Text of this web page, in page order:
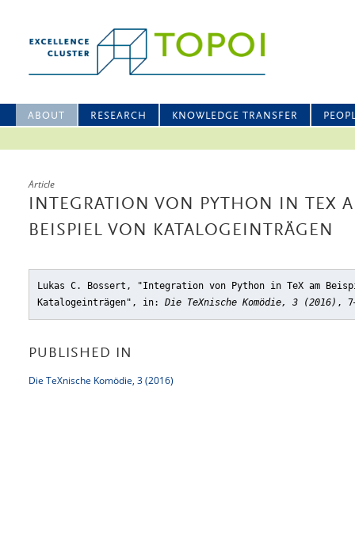
ABOUT RESEARCH KNOWLEDGE TRANSFER
Article
INTEGRATION VON PYTHON IN TEX
BEISPIEL VON KATALOGEINTRÄGEN
Lukas C. Bossert, "Integration von Python in TeX am
Katalogeinträgen" , in: Die TeXnische Komödie, 3 (2016) ,
PUBLISHED IN
Die TeXnische Komödie, 3 (2016)